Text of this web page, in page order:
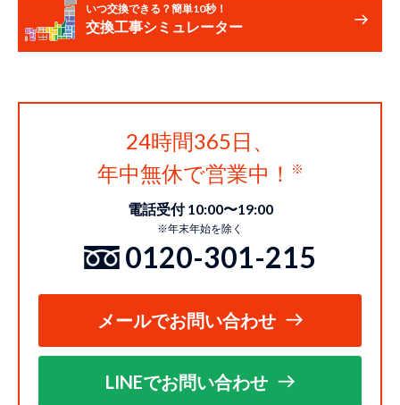
いつ交換できる？簡単10秒！
交換工事シミュレーター
24時間365日、
年中無休で営業中！
電話受付 10:00〜19:00
※年末年始を除く
0120-301-215
メールでお問い合わせ
LINEでお問い合わせ